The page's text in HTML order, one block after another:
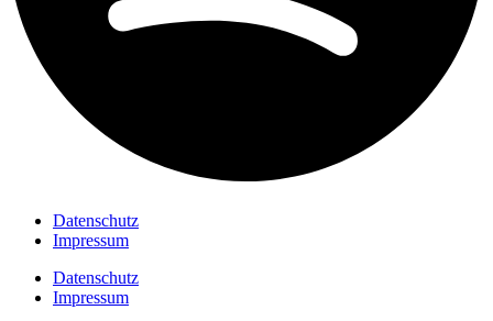
Datenschutz
Impressum
Datenschutz
Impressum